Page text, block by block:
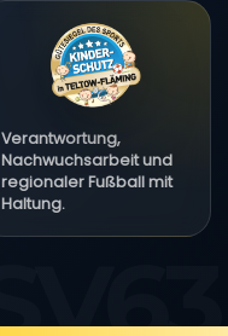
Verantwortung,
Nachwuchsarbeit und
regionaler Fußball mit
Haltung.